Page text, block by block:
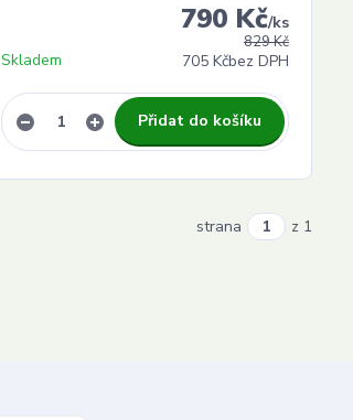
829 Kč
790 Kč/ks
705 Kčbez DPH
Skladem
Přidat do košíku
strana z 1